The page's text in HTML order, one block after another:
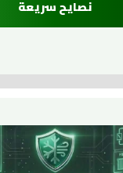
نصايح سريعة